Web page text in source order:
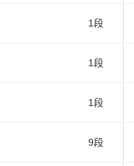
1段
1段
1段
9段